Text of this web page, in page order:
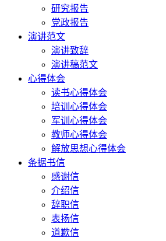
研究报告
党政报告
演讲范文
演讲致辞
演讲稿范文
心得体会
读书心得体会
培训心得体会
军训心得体会
教师心得体会
解放思想心得体会
条据书信
感谢信
介绍信
辞职信
表扬信
道歉信